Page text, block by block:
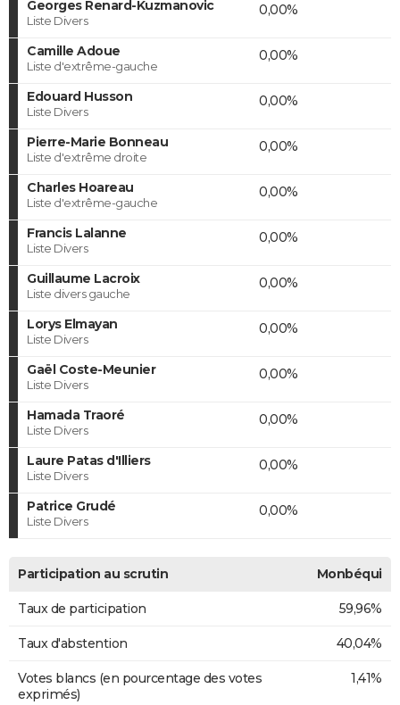
Georges Renard-Kuzmanovic
Liste Divers
0,00%
Camille Adoue
Liste d'extrême-gauche
0,00%
Edouard Husson
Liste Divers
0,00%
Pierre-Marie Bonneau
Liste d'extrême droite
0,00%
Charles Hoareau
Liste d'extrême-gauche
0,00%
Francis Lalanne
Liste Divers
0,00%
Guillaume Lacroix
Liste divers gauche
0,00%
Lorys Elmayan
Liste Divers
0,00%
Gaël Coste-Meunier
Liste Divers
0,00%
Hamada Traoré
Liste Divers
0,00%
Laure Patas d'Illiers
Liste Divers
0,00%
Patrice Grudé
Liste Divers
0,00%
Participation au scrutin Monbéqui
Taux de participation 59,96%
Taux d'abstention 40,04%
Votes blancs (en pourcentage des votes
exprimés)
1,41%